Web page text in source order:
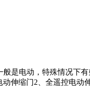
是电动，特殊情况下
伸缩门2、全遥控电